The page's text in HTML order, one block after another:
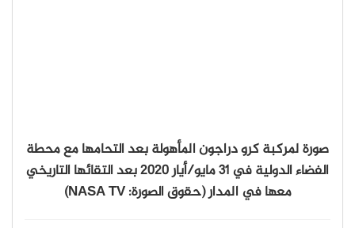
صورة لمركبة كرو دراجون المأهولة بعد التحامها مع محطة
الفضاء الدولية في 31 مايو
/
أيار 2020 بعد التقائها التاريخي
معها في المدار (حقوق الصورة: NASA TV)